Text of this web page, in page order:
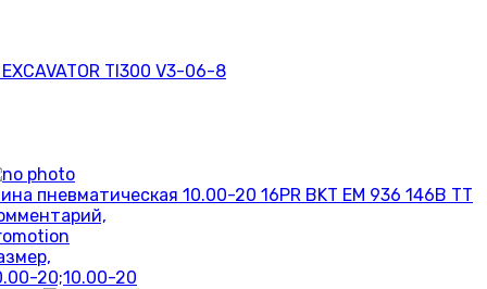
TI300 V3-06-8
пневматическая 10.00-20 16PR BKT EM 936 146B TT
20;10.00-20